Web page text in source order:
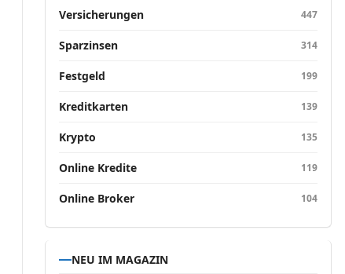
Versicherungen 447
Sparzinsen 314
Festgeld 199
Kreditkarten 139
Krypto 135
Online Kredite 119
Online Broker 104
NEU IM MAGAZIN